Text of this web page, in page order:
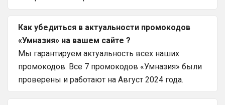
Как убедиться в актуальности промокодов
«Умназия» на вашем сайте ?
Мы гарантируем актуальность всех наших
промокодов. Все 7 промокодов «Умназия» были
проверены и работают на Август 2024 года.